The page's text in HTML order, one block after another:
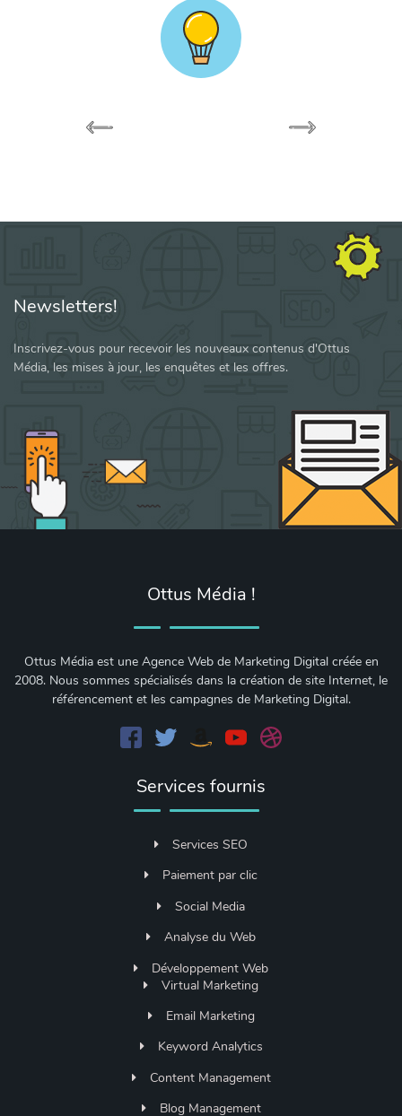
Newsletters!
Inscrivez-vous pour recevoir les nouveaux contenus d'Ottus
Média, les mises à jour, les enquêtes et les offres.
Ottus Média !
Ottus Média est une Agence Web de Marketing Digital créée en
2008. Nous sommes spécialisés dans la création de site Internet, le
référencement et les campagnes de Marketing Digital.
Services fournis
Services SEO
Paiement par clic
Social Media
Analyse du Web
Développement Web
Virtual Marketing
Email Marketing
Keyword Analytics
Content Management
Blog Management